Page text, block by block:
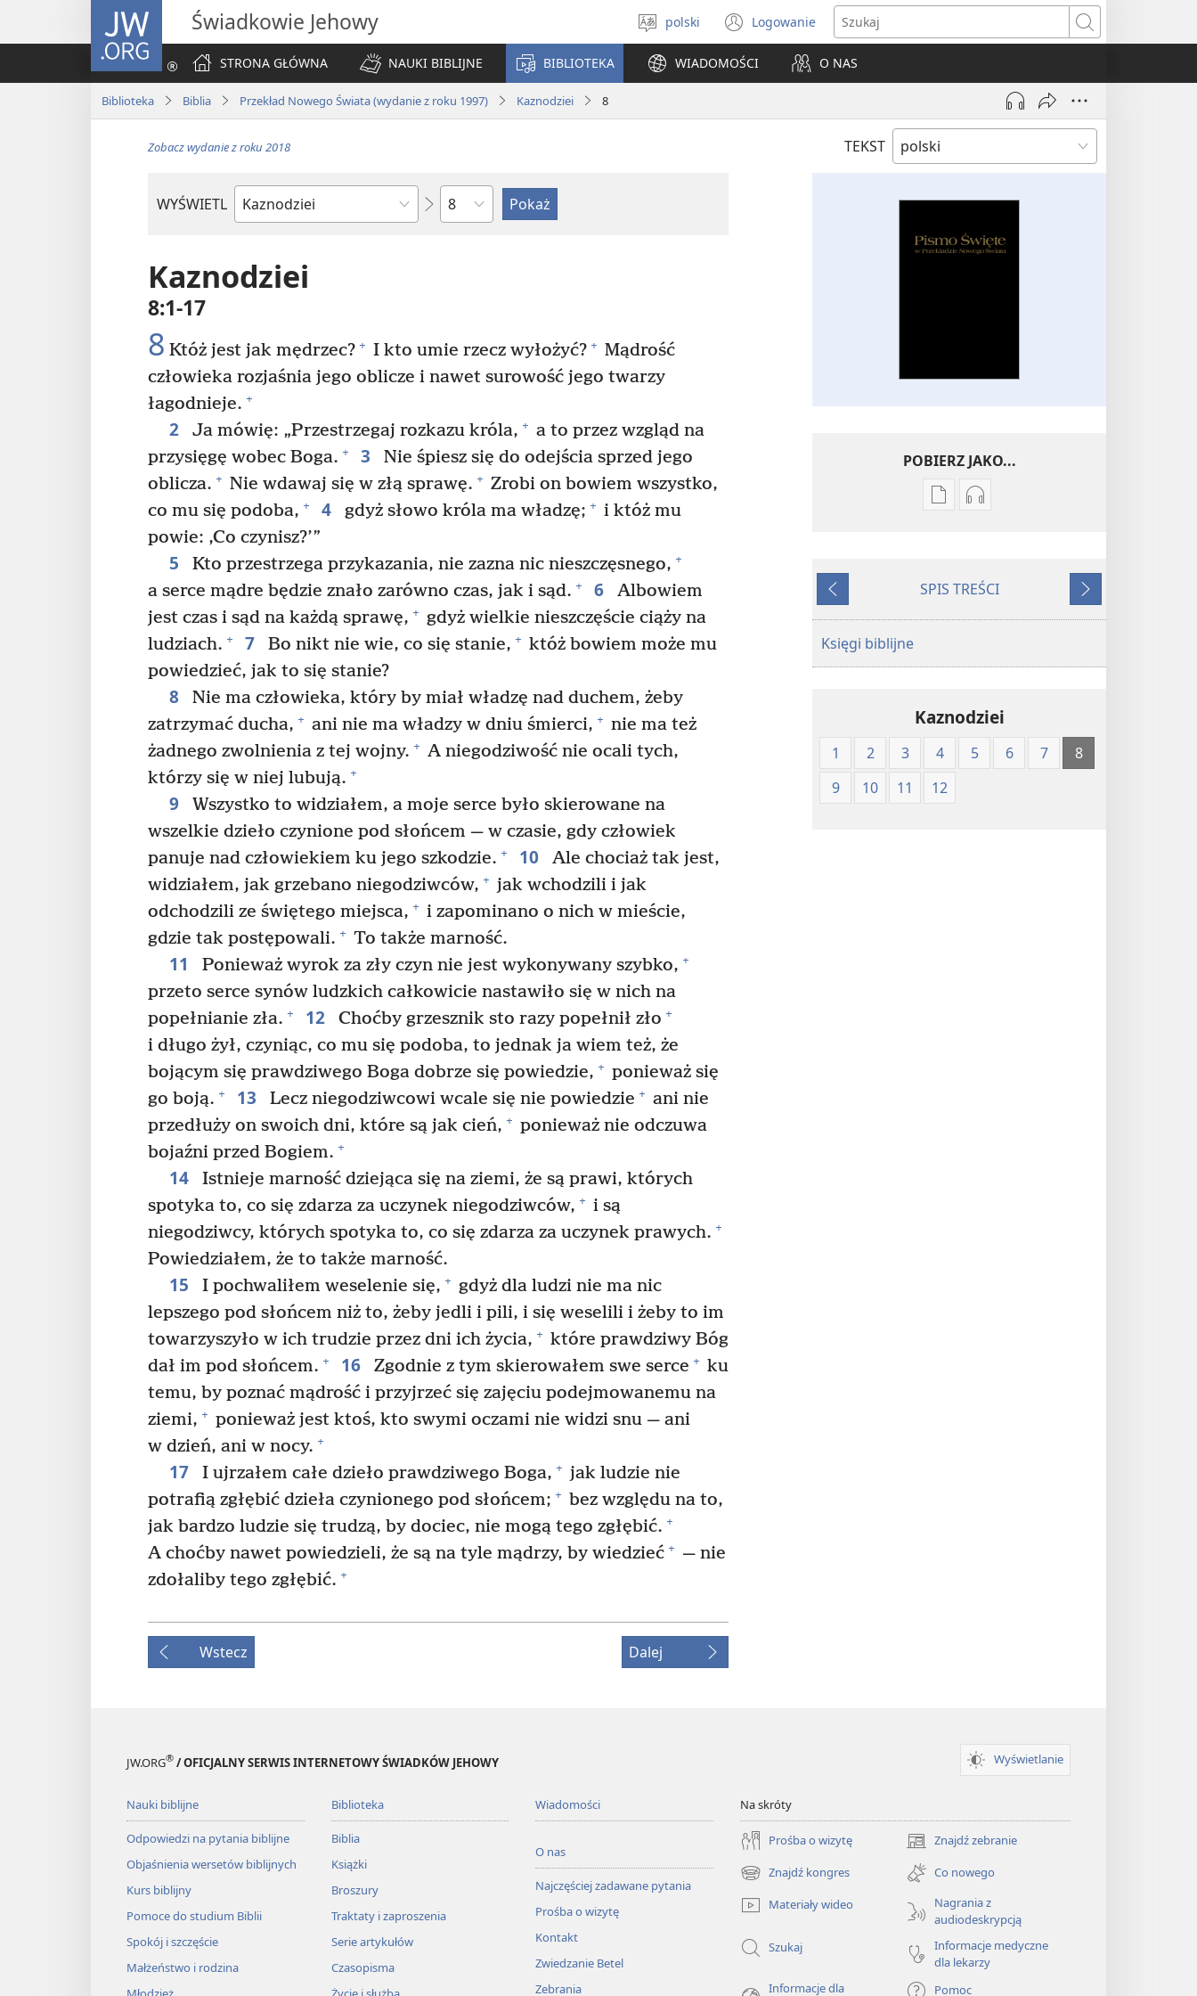
JW.ORG Świadkowie Jehowy
Wybór
języka
polski Logowanie
(opens
new
window)
Szukaj
STRONA GŁÓWNA
NAUKI BIBLIJNE BIBLIOTEKA WIADOMOŚCI O NAS
Biblioteka Biblia Przekład Nowego Świata (wydanie z roku 1997) Kaznodziei 8
TEKST
Zobacz wydanie z roku 2018
WYŚWIETL
według
biblijnych
według
rozdziałów
Kaznodziei
8:1-17
8 Któż jest jak mędrzec? + I kto umie rzecz wyłożyć? + Mądrość
człowieka rozjaśnia jego oblicze i nawet surowość jego twarzy
łagodnieje. +
2 Ja mówię: „Przestrzegaj rozkazu króla, + a to przez wzgląd na
przysięgę wobec Boga. + 3
Nie śpiesz się do odejścia sprzed jego
oblicza. + Nie wdawaj się w złą sprawę. + Zrobi on bowiem wszystko,
co mu się podoba, + 4 gdyż słowo króla ma władzę; + i któż mu
powie: ‚Co czynisz?’”
5 Kto przestrzega przykazania, nie zazna nic nieszczęsnego, +
a serce mądre będzie znało zarówno czas, jak i sąd. + 6
Albowiem
jest czas i sąd na każdą sprawę, + gdyż wielkie nieszczęście ciąży na
ludziach. + 7 Bo nikt nie wie, co się stanie, + któż bowiem może mu
powiedzieć, jak to się stanie?
8
Nie ma człowieka, który by miał władzę nad duchem, żeby
zatrzymać ducha, + ani nie ma władzy w dniu śmierci, + nie ma też
żadnego zwolnienia z tej wojny. + A niegodziwość nie ocali tych,
którzy się w niej lubują. +
9
Wszystko to widziałem, a moje serce było skierowane na
wszelkie dzieło czynione pod słońcem — w czasie, gdy człowiek
panuje nad człowiekiem ku jego szkodzie. + 10
Ale chociaż tak jest,
widziałem, jak grzebano niegodziwców, + jak wchodzili i jak
odchodzili ze świętego miejsca, + i zapominano o nich w mieście,
gdzie tak postępowali. + To także marność.
11 Ponieważ wyrok za zły czyn nie jest wykonywany szybko, +
przeto serce synów ludzkich całkowicie nastawiło się w nich na
popełnianie zła. + 12 Choćby grzesznik sto razy popełnił zło +
i długo żył, czyniąc, co mu się podoba, to jednak ja wiem też, że
bojącym się prawdziwego Boga dobrze się powiedzie, + ponieważ się
go boją. + 13 Lecz niegodziwcowi wcale się nie powiedzie + ani nie
przedłuży on swoich dni, które są jak cień, + ponieważ nie odczuwa
bojaźni przed Bogiem. +
14
Istnieje marność dziejąca się na ziemi, że są prawi, których
spotyka to, co się zdarza za uczynek niegodziwców, + i są
niegodziwcy, których spotyka to, co się zdarza za uczynek prawych. +
Powiedziałem, że to także marność.
15 I pochwaliłem weselenie się, + gdyż dla ludzi nie ma nic
lepszego pod słońcem niż to, żeby jedli i pili, i się weselili i żeby to im
towarzyszyło w ich trudzie przez dni ich życia, + które prawdziwy Bóg
dał im pod słońcem. + 16 Zgodnie z tym skierowałem swe serce + ku
temu, by poznać mądrość i przyjrzeć się zajęciu podejmowanemu na
ziemi, + ponieważ jest ktoś, kto swymi oczami nie widzi snu — ani
w dzień, ani w nocy. +
17 I ujrzałem całe dzieło prawdziwego Boga, + jak ludzie nie
potrafią zgłębić dzieła czynionego pod słońcem; + bez względu na to,
jak bardzo ludzie się trudzą, by dociec, nie mogą tego zgłębić. +
A choćby nawet powiedzieli, że są na tyle mądrzy, by wiedzieć + — nie
zdołaliby tego zgłębić. +
Wstecz Dalej
POBIERZ JAKO...
Ustawienia
Pismo
(wydanie
z
roku
1997)
Ustawienia
Pismo
(wydanie
z
roku
Wstecz
SPIS TREŚCI
Dalej
Księgi biblijne
Kaznodziei
1 2 3 4 5 6 7
8
9
10 11 12
JW.ORG® / OFICJALNY SERWIS INTERNETOWY ŚWIADKÓW JEHOWY Wyświetlanie
Nauki biblijne
Odpowiedzi na pytania biblijne
Objaśnienia wersetów biblijnych
Kurs biblijny
Pomoce do studium Biblii
Spokój i szczęście
Małżeństwo i rodzina
Biblioteka
Biblia
Książki
Broszury
Traktaty i zaproszenia
Serie artykułów
Czasopisma
Wiadomości
O nas
Najczęściej zadawane pytania
Prośba o wizytę
Kontakt
Zwiedzanie Betel
Zebrania
Na skróty
Prośba o wizytę Znajdź zebranie
(opens
new
window)
Znajdź kongres
(opens
new
window)
Co nowego
Materiały wideo
Nagrania z
audiodeskrypcją
Szukaj
Informacje medyczne
dla lekarzy
Informacje dla
Pomoc